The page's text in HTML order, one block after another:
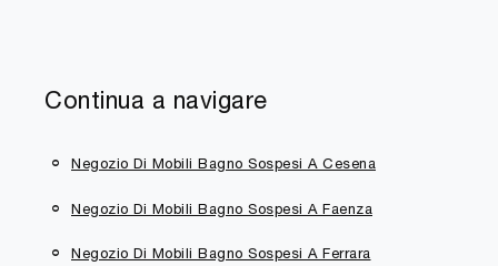
Continua a navigare
Negozio Di Mobili Bagno Sospesi A Cesena
Negozio Di Mobili Bagno Sospesi A Faenza
Negozio Di Mobili Bagno Sospesi A Ferrara